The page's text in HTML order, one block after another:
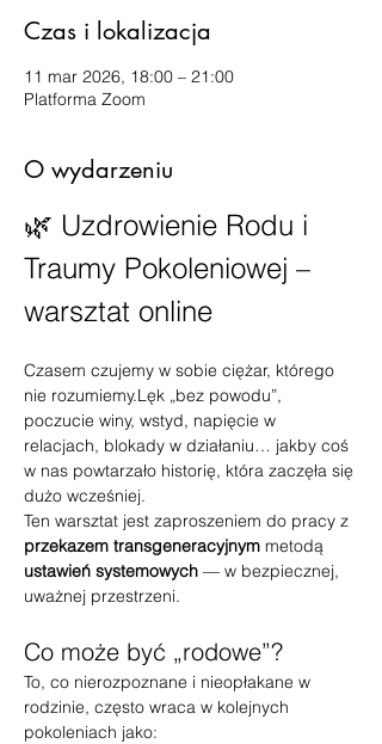
Czas i lokalizacja
11 mar 2026, 18:00 – 21:00
Platforma Zoom
O wydarzeniu
🌿 Uzdrowienie Rodu i
Traumy Pokoleniowej –
warsztat online
Czasem czujemy w sobie ciężar, którego
nie rozumiemy.Lęk „bez powodu”,
poczucie winy, wstyd, napięcie w
relacjach, blokady w działaniu… jakby coś
w nas powtarzało historię, która zaczęła się
dużo wcześniej.
Ten warsztat jest zaproszeniem do pracy z
przekazem transgeneracyjnym metodą
ustawień systemowych — w bezpiecznej,
uważnej przestrzeni.
Co może być „rodowe”?
To, co nierozpoznane i nieopłakane w
rodzinie, często wraca w kolejnych
pokoleniach jako: